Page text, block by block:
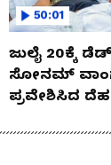
50:01
ಜುಲೈ 20ಕ್ಕೆ
ಸೋನಮ್
ಪ್ರವೇಶಿಸಿದ